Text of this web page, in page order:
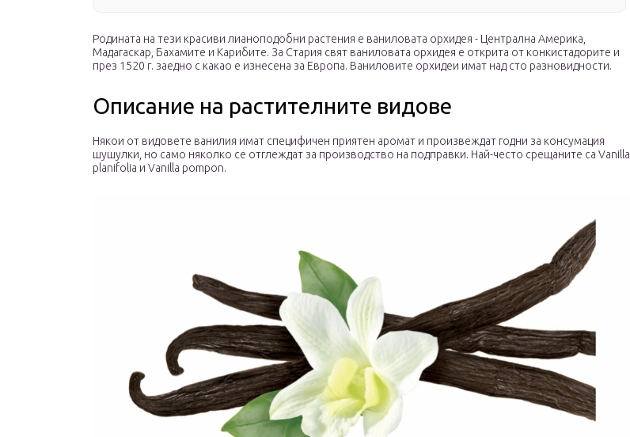
Родината на тези красиви лианоподобни растения е ваниловата орхидея - Централна Америка,
Мадагаскар, Бахамите и Карибите. За Стария свят ваниловата орхидея е открита от конкистадорите и
през 1520 г. заедно с какао е изнесена за Европа. Ваниловите орхидеи имат над сто разновидности.
Описание на растителните видове
Някои от видовете ванилия имат специфичен приятен аромат и произвеждат годни за консумация
шушулки, но само няколко се отглеждат за производство на подправки. Най-често срещаните са Vanilla
planifolia и Vanilla pompon.